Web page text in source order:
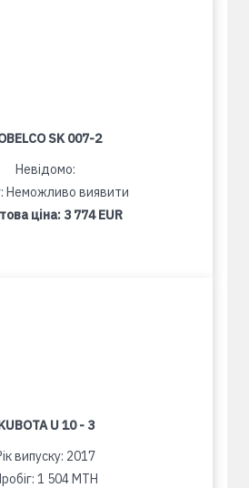
SK 007-2
Невідомо:
Неможливо виявити
ціна: 3 774 EUR
U 10 - 3
випуску: 2017
1 504 MTH